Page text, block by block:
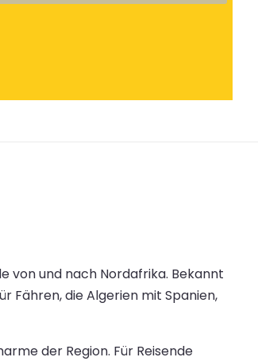
von und nach Nordafrika. Bekannt
Fähren, die Algerien mit Spanien,
der Region. Für Reisende